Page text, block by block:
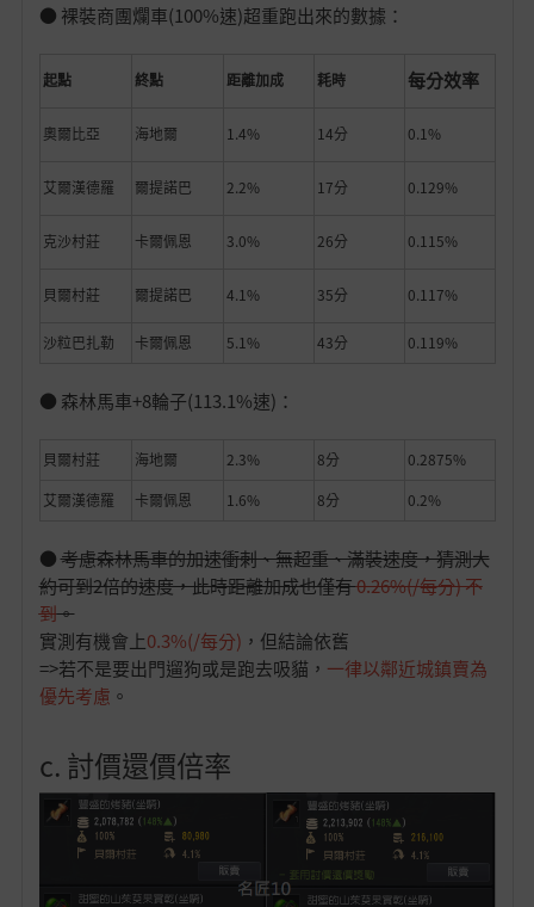
● 裸裝商團爛車(100%速)超重跑出來的數據：
起點 終點 距離加成 耗時 每分效率
奧爾比亞 海地爾 1.4% 14分 0.1%
艾爾漢德羅 爾提諾巴 2.2% 17分 0.129%
克沙村莊 卡爾佩恩 3.0% 26分 0.115%
貝爾村莊 爾提諾巴 4.1% 35分 0.117%
沙粒巴扎勒 卡爾佩恩 5.1% 43分 0.119%
● 森林馬車+8輪子(113.1%速)：
貝爾村莊 海地爾 2.3% 8分
0.2875%
艾爾漢德羅
卡爾佩恩 1.6% 8分 0.2%
●考慮森林馬車的加速衝刺、無超重、滿裝速度，猜測大
約可到2倍的速度，此時距離加成也僅有0.26%(/每分) 不
到。
實測有機會上0.3%(/每分) ，但結論依舊
=>若不是要出門遛狗或是跑去吸貓， 一律以鄰近城鎮賣為
優先考慮 。
c. 討價還價倍率